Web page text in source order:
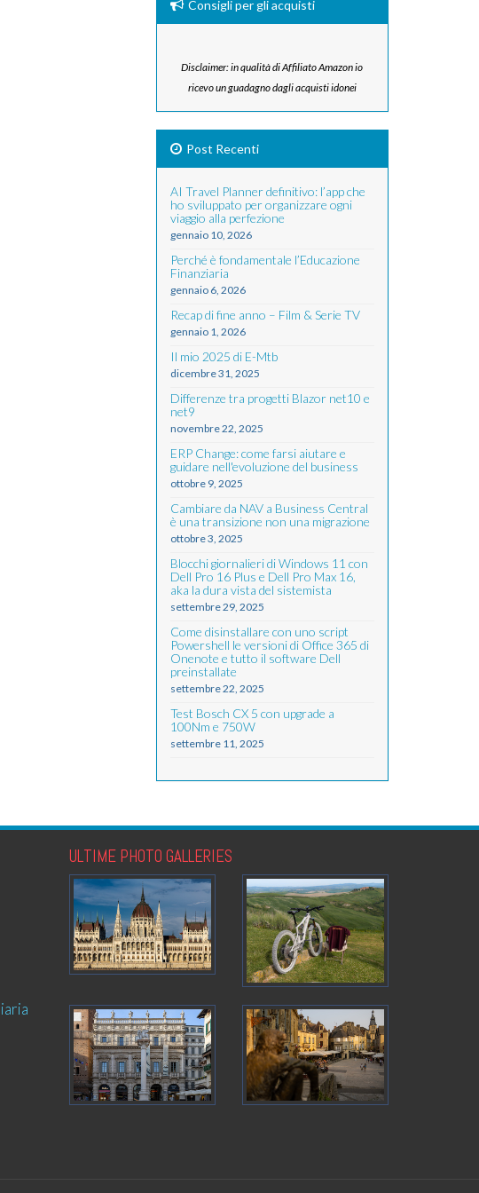
Consigli per gli acquisti
Disclaimer: in qualità di Affiliato Amazon io
ricevo un guadagno dagli acquisti idonei
Post Recenti
AI Travel Planner definitivo: l’app che
ho sviluppato per organizzare ogni
viaggio alla perfezione
gennaio 10, 2026
Perché è fondamentale l’Educazione
Finanziaria
gennaio 6, 2026
Recap di fine anno – Film & Serie TV
gennaio 1, 2026
Il mio 2025 di E-Mtb
dicembre 31, 2025
Differenze tra progetti Blazor net10 e
net9
novembre 22, 2025
ERP Change: come farsi aiutare e
guidare nell'evoluzione del business
ottobre 9, 2025
Cambiare da NAV a Business Central
è una transizione non una migrazione
ottobre 3, 2025
Blocchi giornalieri di Windows 11 con
Dell Pro 16 Plus e Dell Pro Max 16,
aka la dura vista del sistemista
settembre 29, 2025
Come disinstallare con uno script
Powershell le versioni di Office 365 di
Onenote e tutto il software Dell
preinstallate
settembre 22, 2025
Test Bosch CX 5 con upgrade a
100Nm e 750W
settembre 11, 2025
ULTIME PHOTO GALLERIES